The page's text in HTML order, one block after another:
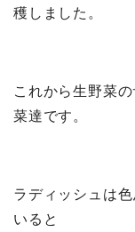
穫しました。
これから生野菜
菜達です。
ラディッシュは
いると